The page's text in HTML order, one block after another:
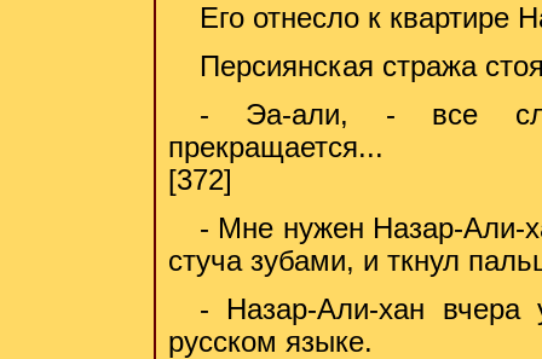
Его отнесло к квартире
Персиянская стража
- Эа-али, - все
прекращается...
[372]
- Мне нужен Назар-Али-
стуча зубами, и ткнул
- Назар-Али-хан
русском языке.